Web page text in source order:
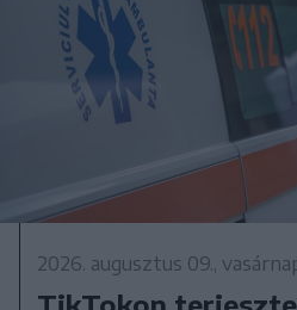
2026. augusztus 09.,